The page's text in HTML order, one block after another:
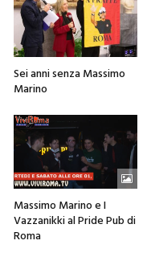
Sei anni senza Massimo
Marino
Massimo Marino e I
Vazzanikki al Pride Pub di
Roma